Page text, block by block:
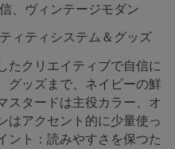
、ヴィンテージモダン
ィティシステム＆グッズ
たクリエイティブで自信に
グッズまで、ネイビーの鮮
スタードは主役カラー、オ
はアクセント的に少量使っ
ント：読みやすさを保つた